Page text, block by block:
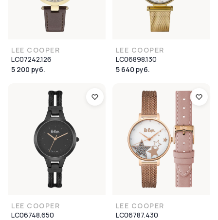
LEE COOPER
LC07242.126
5 200 руб.
LEE COOPER
LC06898.130
5 640 руб.
LEE COOPER
LC06748.650
LEE COOPER
LC06787.430